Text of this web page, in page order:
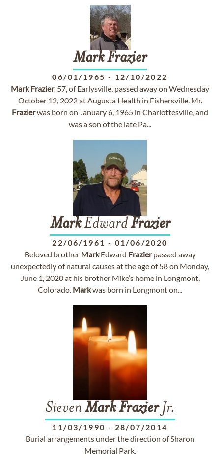
MarkFrazier
06/01/1965 - 12/10/2022
Mark Frazier, 57, of Earlysville, passed away on Wednesday
October 12, 2022 at Augusta Health in Fishersville. Mr.
Frazierwas born on January 6, 1965 in Charlottesville, and
was a son of the late Pa...
MarkEdwardFrazier
22/06/1961 - 01/06/2020
Beloved brother MarkEdward Frazierpassed away
unexpectedly of natural causes at the age of 58 on Monday,
June 1, 2020 at his brother Mike’s home in Longmont,
Colorado. Markwas born in Longmont on...
Steven Mark FrazierJr.
11/03/1990 - 28/07/2014
Burial arrangements under the direction of Sharon
Memorial Park.